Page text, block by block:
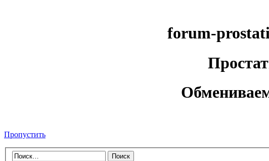
forum-
Пропустить